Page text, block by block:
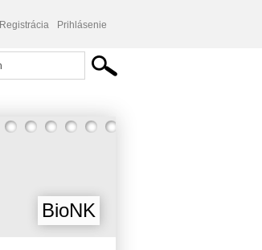
Registrácia Prihlásenie
BioNK